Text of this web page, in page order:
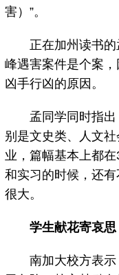
害）”。
正在加州读书的
峰遇害案件是个案
凶手行凶的原因。
孟同学同时指出
别是文史类、人文
业，篇幅基本上都
和实习的时候，还
很大。
学生献花寄哀思
南加大校方表示